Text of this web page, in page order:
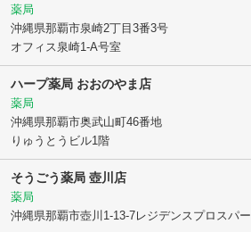
薬局
沖縄県那覇市泉崎2丁目3番3号
オフィス泉崎1-A号室
ハープ薬局 おおのやま店
薬局
沖縄県那覇市奥武山町46番地
りゅうとうビル1階
そうごう薬局 壺川店
薬局
沖縄県那覇市壺川1-13-7レジデンスプロスパー